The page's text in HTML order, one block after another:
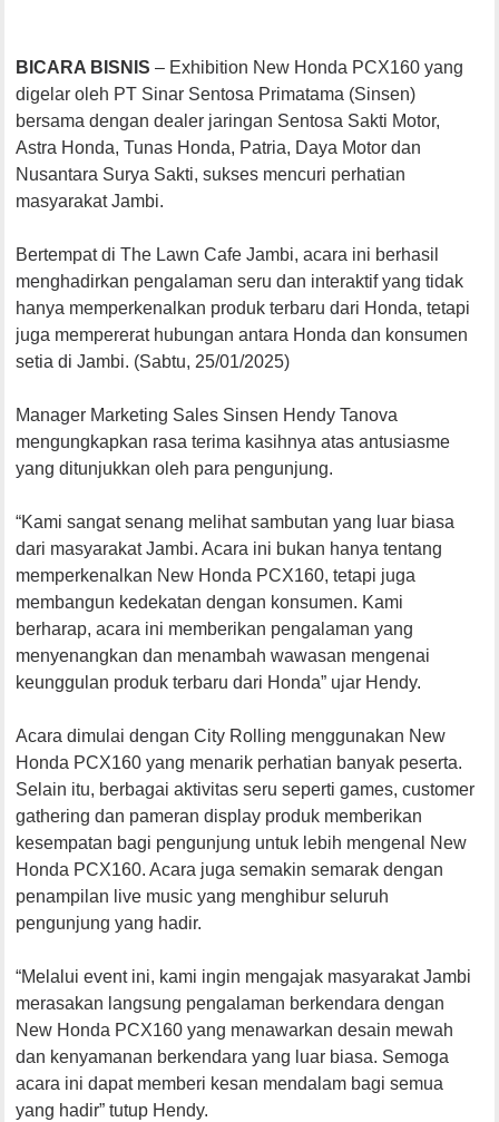
BICARA BISNIS– Exhibition New Honda PCX160 yang
digelar oleh PT Sinar Sentosa Primatama (Sinsen)
bersama dengan dealer jaringan Sentosa Sakti Motor,
Astra Honda, Tunas Honda, Patria, Daya Motor dan
Nusantara Surya Sakti, sukses mencuri perhatian
masyarakat Jambi.
Bertempat di The Lawn Cafe Jambi, acara ini berhasil
menghadirkan pengalaman seru dan interaktif yang tidak
hanya memperkenalkan produk terbaru dari Honda, tetapi
juga mempererat hubungan antara Honda dan konsumen
setia di Jambi. (Sabtu, 25/01/2025)
Manager Marketing Sales Sinsen Hendy Tanova
mengungkapkan rasa terima kasihnya atas antusiasme
yang ditunjukkan oleh para pengunjung.
“Kami sangat senang melihat sambutan yang luar biasa
dari masyarakat Jambi. Acara ini bukan hanya tentang
memperkenalkan New Honda PCX160, tetapi juga
membangun kedekatan dengan konsumen. Kami
berharap, acara ini memberikan pengalaman yang
menyenangkan dan menambah wawasan mengenai
keunggulan produk terbaru dari Honda” ujar Hendy.
Acara dimulai dengan City Rolling menggunakan New
Honda PCX160 yang menarik perhatian banyak peserta.
Selain itu, berbagai aktivitas seru seperti games, customer
gathering dan pameran display produk memberikan
kesempatan bagi pengunjung untuk lebih mengenal New
Honda PCX160. Acara juga semakin semarak dengan
penampilan live music yang menghibur seluruh
pengunjung yang hadir.
“Melalui event ini, kami ingin mengajak masyarakat Jambi
merasakan langsung pengalaman berkendara dengan
New Honda PCX160 yang menawarkan desain mewah
dan kenyamanan berkendara yang luar biasa. Semoga
acara ini dapat memberi kesan mendalam bagi semua
yang hadir” tutup Hendy.